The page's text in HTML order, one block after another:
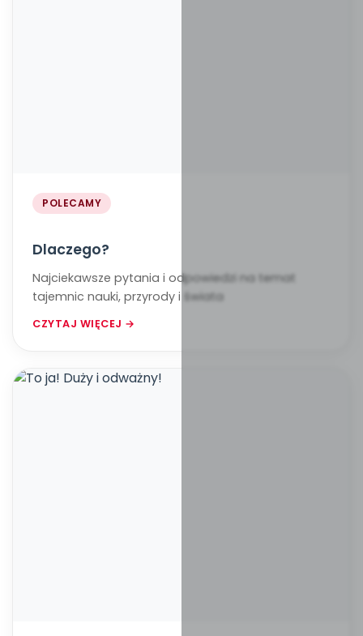
POLECAMY
Dlaczego?
Najciekawsze pytania i odpowiedzi na temat
tajemnic nauki, przyrody i świata
CZYTAJ WIĘCEJ →